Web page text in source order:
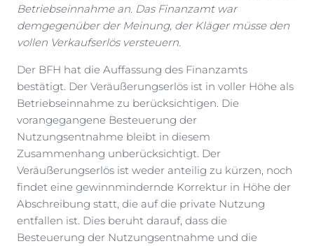
Betriebseinnahme an. Das Finanzamt war
demgegenüber der Meinung, der Kläger müsse den
vollen Verkaufserlös versteuern.
Der BFH hat die Auffassung des Finanzamts
bestätigt. Der Veräußerungserlös ist in voller Höhe als
Betriebseinnahme zu berücksichtigen. Die
vorangegangene Besteuerung der
Nutzungsentnahme bleibt in diesem
Zusammenhang unberücksichtigt. Der
Veräußerungserlös ist weder anteilig zu kürzen, noch
findet eine gewinnmindernde Korrektur in Höhe der
Abschreibung statt, die auf die private Nutzung
entfallen ist. Dies beruht darauf, dass die
Besteuerung der Nutzungsentnahme und die